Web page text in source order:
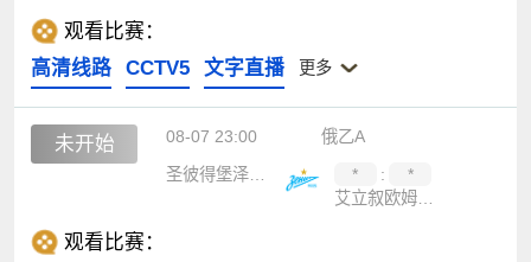
观看比赛：
高清线路
CCTV5 文字直播 更多
未开始 08-07 23:00
俄乙A
圣彼得堡泽尼特B队
* :
*
艾立叙欧姆斯克
观看比赛：